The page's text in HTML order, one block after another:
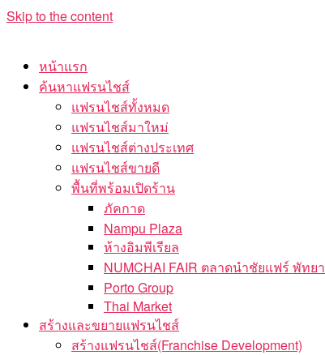
Skip to the content
หน้าแรก
ค้นหาแฟรนไชส์
แฟรนไชส์ทั้งหมด
แฟรนไชส์มาใหม่
แฟรนไชส์ต่างประเทศ
แฟรนไชส์ขายดี
พื้นที่พร้อมเปิดร้าน
ภัคกาด
Nampu Plaza
ห้างอิมพีเรียล
NUMCHAI FAIR ตลาดนำชัยแฟร์ พัทยา
Porto Group
Thai Market
สร้างและขยายแฟรนไชส์
สร้างแฟรนไชส์(Franchise Development)